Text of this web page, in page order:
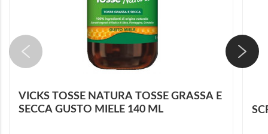
VICKS TOSSE NATURA TOSSE GRASSA E
SECCA GUSTO MIELE 140 ML